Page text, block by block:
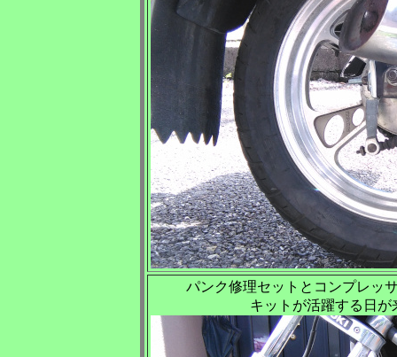
パンク修理セットとコンプレッ
キットが活躍する日